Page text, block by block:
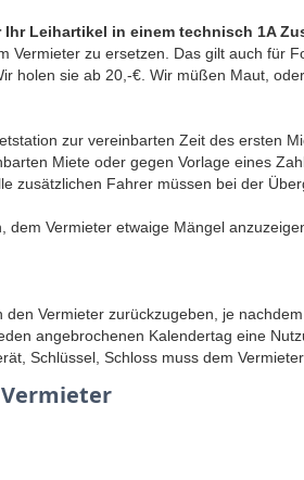
Leihartikel in einem technisch 1A
zu ersetzen. Das gilt auch für
holen sie ab 20,-€. Wir müßen Maut,
zur vereinbarten Zeit des ersten
Miete oder gegen Vorlage eines
zusätzlichen Fahrer müssen bei der
Vermieter etwaige Mängel
Vermieter zurückzugeben, je
angebrochenen Kalendertag eine
Schlüssel, Schloss muss dem